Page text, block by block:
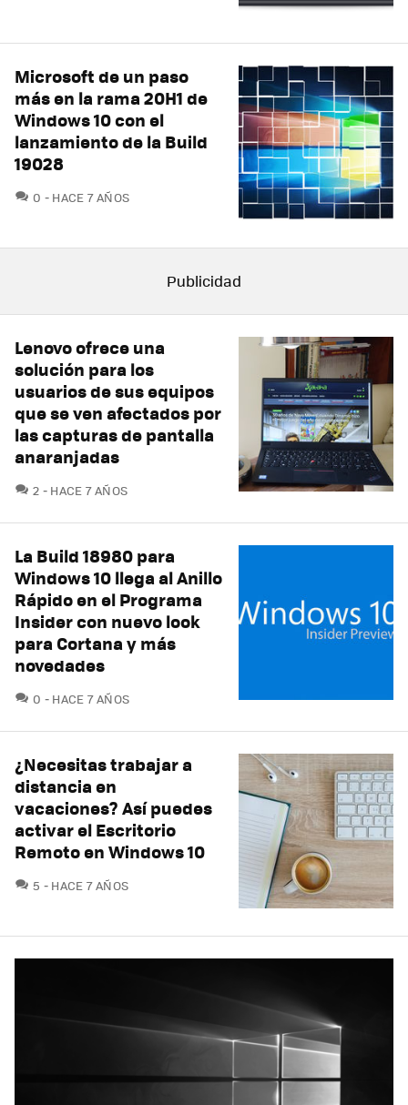
Microsoft de un paso
más en la rama 20H1 de
Windows 10 con el
lanzamiento de la Build
19028
0 COMENTARIOS
HACE 7 AÑOS
Lenovo ofrece una
solución para los
usuarios de sus equipos
que se ven afectados por
las capturas de pantalla
anaranjadas
2 COMENTARIOS
HACE 7 AÑOS
La Build 18980 para
Windows 10 llega al Anillo
Rápido en el Programa
Insider con nuevo look
para Cortana y más
novedades
0 COMENTARIOS
HACE 7 AÑOS
¿Necesitas trabajar a
distancia en
vacaciones? Así puedes
activar el Escritorio
Remoto en Windows 10
5 COMENTARIOS
HACE 7 AÑOS